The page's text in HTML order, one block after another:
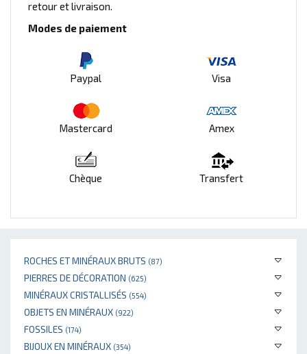
ROCHES ET MINÉRAUX BRUTS (87)
PIERRES DE DÉCORATION (625)
MINÉRAUX CRISTALLISÉS (554)
OBJETS EN MINÉRAUX (922)
FOSSILES (174)
BIJOUX EN MINÉRAUX (354)
retour et livraison.
Modes de paiement
Paypal Visa
Mastercard Amex
Chèque Transfert